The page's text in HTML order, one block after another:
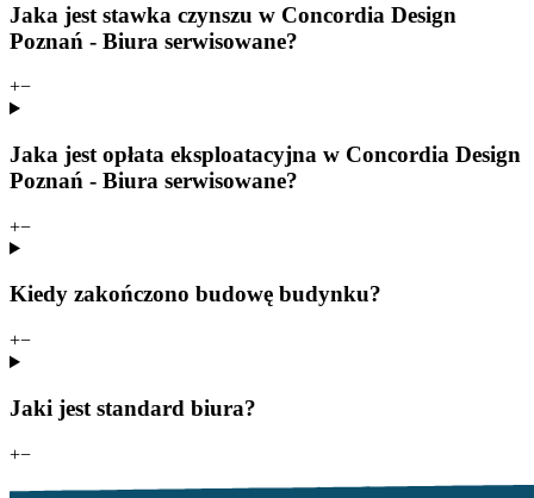
Jaka jest stawka czynszu w Concordia Design
Poznań - Biura serwisowane?
+−
Jaka jest opłata eksploatacyjna w Concordia Design
Poznań - Biura serwisowane?
+−
Kiedy zakończono budowę budynku?
+−
Jaki jest standard biura?
+−